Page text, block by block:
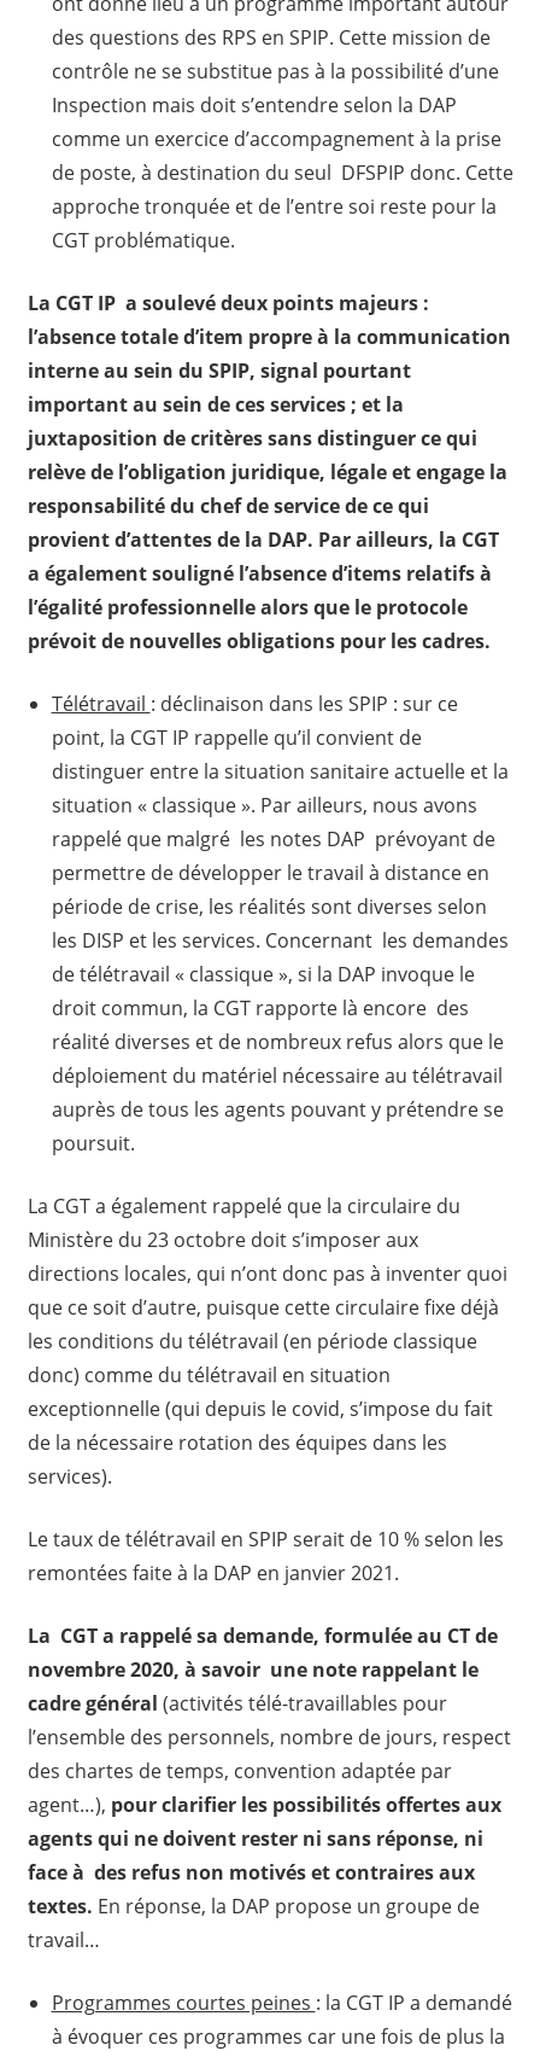
des questions des RPS en SPIP. Cette mission de
contrôle ne se substitue pas à la possibilité d’une
Inspection mais doit s’entendre selon la DAP
comme un exercice d’accompagnement à la prise
de poste, à destination du seul DFSPIP donc. Cette
approche tronquée et de l’entre soi reste pour la
CGT problématique.
La CGT IP a soulevé deux points majeurs :
l’absence totale d’item propre à la communication
interne au sein du SPIP, signal pourtant
important au sein de ces services ; et la
juxtaposition de critères sans distinguer ce qui
relève de l’obligation juridique, légale et engage la
responsabilité du chef de service de ce qui
provient d’attentes de la DAP. Par ailleurs, la CGT
a également souligné l’absence d’items relatifs à
l’égalité professionnelle alors que le protocole
prévoit de nouvelles obligations pour les cadres.
Télétravail : déclinaison dans les SPIP : sur ce
point, la CGT IP rappelle qu’il convient de
distinguer entre la situation sanitaire actuelle et la
situation « classique ». Par ailleurs, nous avons
rappelé que malgré les notes DAP prévoyant de
permettre de développer le travail à distance en
période de crise, les réalités sont diverses selon
les DISP et les services. Concernant les demandes
de télétravail « classique », si la DAP invoque le
droit commun, la CGT rapporte là encore des
réalité diverses et de nombreux refus alors que le
déploiement du matériel nécessaire au télétravail
auprès de tous les agents pouvant y prétendre se
poursuit.
La CGT a également rappelé que la circulaire du
Ministère du 23 octobre doit s’imposer aux
directions locales, qui n’ont donc pas à inventer quoi
que ce soit d’autre, puisque cette circulaire fixe déjà
les conditions du télétravail (en période classique
donc) comme du télétravail en situation
exceptionnelle (qui depuis le covid, s’impose du fait
de la nécessaire rotation des équipes dans les
services).
Le taux de télétravail en SPIP serait de 10 % selon les
remontées faite à la DAP en janvier 2021.
La CGT a rappelé sa demande, formulée au CT de
novembre 2020, à savoir une note rappelant le
cadre général (activités télé-travaillables pour
l’ensemble des personnels, nombre de jours, respect
des chartes de temps, convention adaptée par
agent…), pour clarifier les possibilités offertes aux
agents qui ne doivent rester ni sans réponse, ni
face à des refus non motivés et contraires aux
textes. En réponse, la DAP propose un groupe de
travail…
Programmes courtes peines : la CGT IP a demandé
à évoquer ces programmes car une fois de plus la